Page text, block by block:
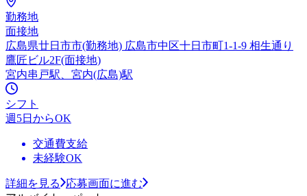
勤務地
面接地
広島県廿日市市(勤務地) 広島市中区十日市町1-1-9 相生通り
鷹匠ビル2F(面接地)
宮内串戸駅、宮内(広島)駅
シフト
週5日からOK
交通費支給
未経験OK
詳細を見る
応募画面に進む